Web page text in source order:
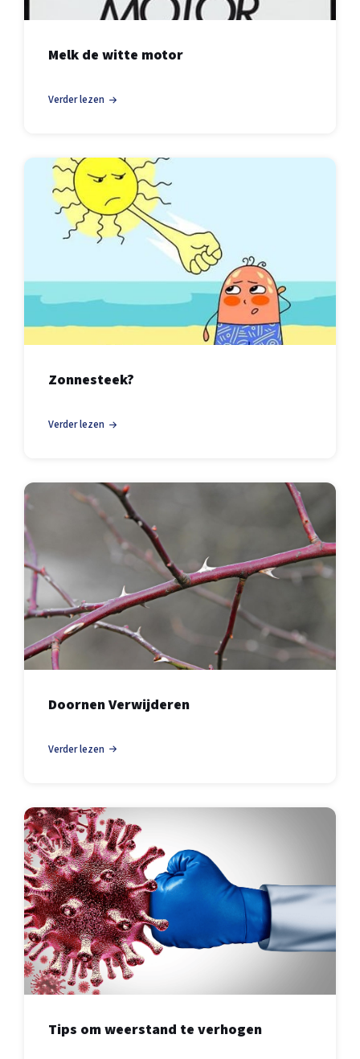
Melk de witte motor
Verder lezen
Zonnesteek?
Verder lezen
Doornen Verwijderen
Verder lezen
Tips om weerstand te verhogen